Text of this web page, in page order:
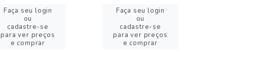
Faça seu login
ou
cadastre-se
para ver preços
e comprar
Faça seu login
ou
cadastre-se
para ver preços
e comprar